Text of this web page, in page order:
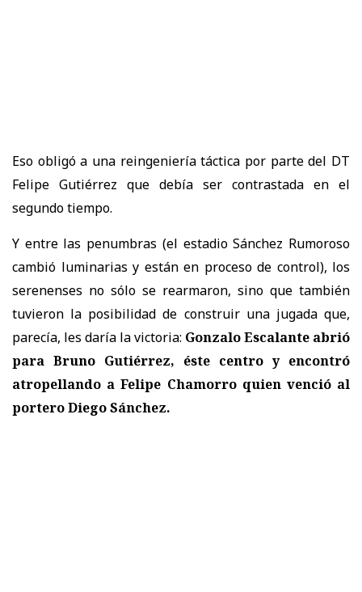
Eso obligó a una reingeniería táctica por parte del DT
Felipe Gutiérrez que debía ser contrastada en el
segundo tiempo.
Y entre las penumbras (el estadio Sánchez Rumoroso
cambió luminarias y están en proceso de control), los
serenenses no sólo se rearmaron, sino que también
tuvieron la posibilidad de construir una jugada que,
parecía, les daría la victoria: Gonzalo Escalante abrió
para Bruno Gutiérrez, éste centro y encontró
atropellando a Felipe Chamorro quien venció al
portero Diego Sánchez.